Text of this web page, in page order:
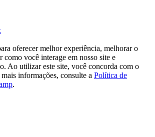
oferecer melhor experiência, melhorar o
como você interage em nosso site e
Ao utilizar este site, você concorda com o
informações, consulte a Política de
.